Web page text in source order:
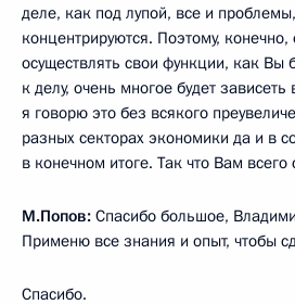
деле, как под лупой, все и
концентрируются. Поэтому, конечно,
осуществлять свои функции, как Вы
к делу, очень многое будет
я говорю это без всякого
разных секторах экономики да и в
в конечном итоге. Так что Вам
М.Попов: Спасибо большое,
Применю все знания и опыт, чтобы
Спасибо.